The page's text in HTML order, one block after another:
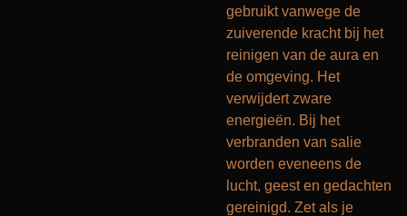
gebruikt vanwege de
zuiverende kracht bij het
reinigen van de aura en
de omgeving. Het
verwijdert zware
energieën. Bij het
verbranden van salie
worden eveneens de
lucht, geest en gedachten
gereinigd. Zet als je